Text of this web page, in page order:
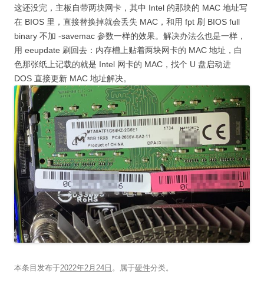
这还没完，主板自带两块网卡，其中 Intel 的那块的 MAC 地址写
在 BIOS 里，直接替换掉就会丢失 MAC，和用 fpt 刷 BIOS full
binary 不加 -savemac 参数一样的效果。解决办法么也是一样，
用 eeupdate 刷回去：内存槽上贴着两块网卡的 MAC 地址，白
色那张纸上记载的就是 Intel 网卡的 MAC，找个 U 盘启动进
DOS 直接更新 MAC 地址解决。
本条目发布于2022年2月24日 。属于硬件分类。